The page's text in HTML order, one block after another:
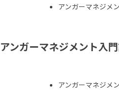
アンガーマネジメ
アンガーマネジメント入
アンガーマネジメ